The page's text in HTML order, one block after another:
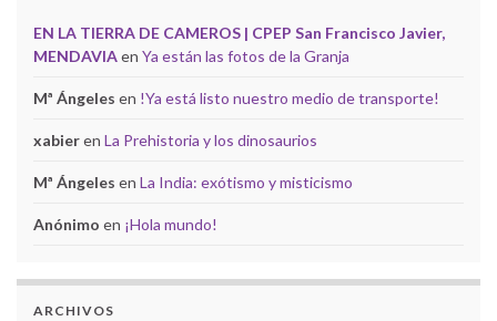
EN LA TIERRA DE CAMEROS | CPEP San Francisco Javier,
MENDAVIAen Ya están las fotos de la Granja
Mª Ángeles en !Ya está listo nuestro medio de transporte!
xabieren La Prehistoria y los dinosaurios
Mª Ángeles en La India: exótismo y misticismo
Anónimo en ¡Hola mundo!
ARCHIVOS